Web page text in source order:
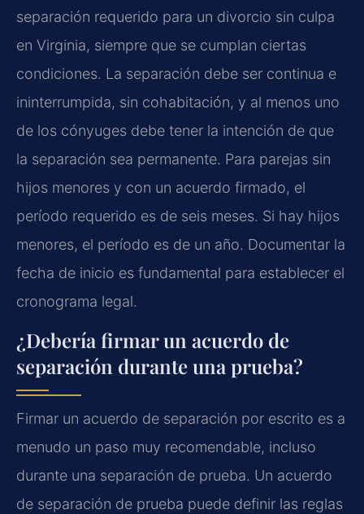
separación requerido para un divorcio sin culpa
en Virginia, siempre que se cumplan ciertas
condiciones. La separación debe ser continua e
ininterrumpida, sin cohabitación, y al menos uno
de los cónyuges debe tener la intención de que
la separación sea permanente. Para parejas sin
hijos menores y con un acuerdo firmado, el
período requerido es de seis meses. Si hay hijos
menores, el período es de un año. Documentar la
fecha de inicio es fundamental para establecer el
cronograma legal.
¿Debería firmar un acuerdo de
separación durante una prueba?
Firmar un acuerdo de separación por escrito es a
menudo un paso muy recomendable, incluso
durante una separación de prueba. Un acuerdo
de separación de prueba puede definir las reglas